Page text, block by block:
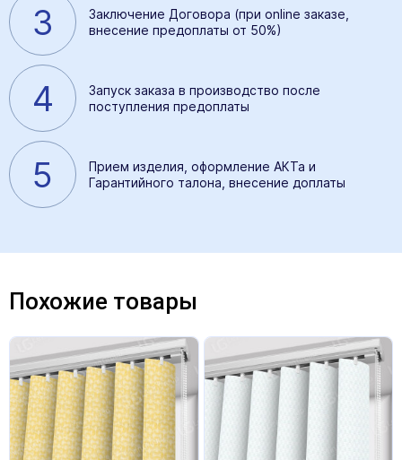
3
Заключение Договора (при online заказе,
внесение предоплаты от 50%)
4
Запуск заказа в производство после
поступления предоплаты
5
Прием изделия, оформление АКТа и
Гарантийного талона, внесение доплаты
Похожие товары